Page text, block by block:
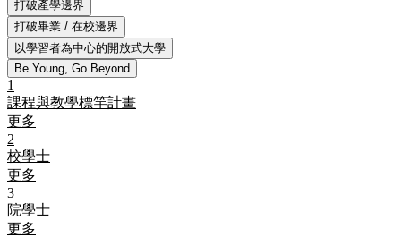
打破產學邊界
打破畢業 / 在校邊界
以學習者為中心的開放式大學
Be Young, Go Beyond
1
課程與教學標竿計畫
更多
2
校學士
更多
3
院學士
更多